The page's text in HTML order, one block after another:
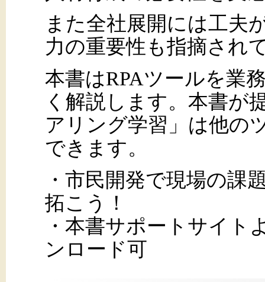
また全社展開には工夫
力の重要性も指摘され
本書はRPAツールを業
く解説します。本書が
アリング学習」は他の
できます。
・市民開発で現場の課
拓こう！
・本書サポートサイト
ンロード可